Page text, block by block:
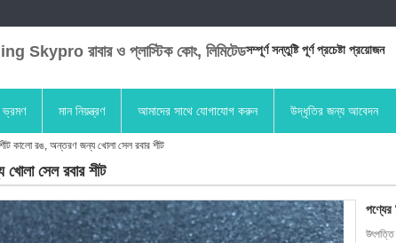
Skypro রাবার ও প্লাস্টিক কোং, লিমিটেডসম্পূর্ণ সন্তুষ্টি পূর্ণ প্রচেষ্টা প্রয়োজন
ভ্রমণ মান নিয়ন্ত্রণ আমাদের সাথে যোগাযোগ করুন উদ্ধৃতির জন্য আবেদন
কালো রঙ, অন্তরণ জন্য খোলা সেল রবার শীট
সেল রবার শীট
পণ্যের